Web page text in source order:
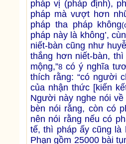
pháp vị (pháp định),
pháp mà vượt hơn
pháp tha pháp không
pháp này là không’,
niết-bàn cũng như
thắng hơn niết-bàn,
mộng,”8 có ý nghĩa
thích rằng: “có người
của nhận thức [kiến
Người này nghe nói
bèn nói rằng, còn có
nên nói rằng nếu có
tế, thì pháp ấy cũng là
Phạn gồm 25000 bài